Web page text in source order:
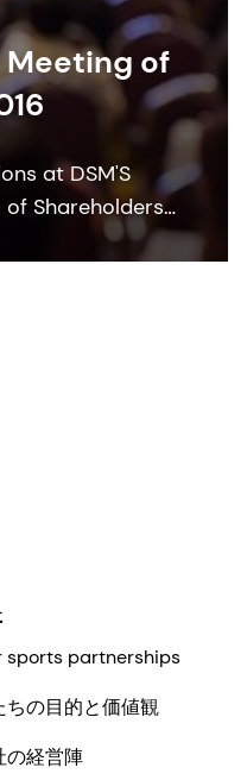
of
at DSM'S
Shareholders
sports partnerships
ちの目的と価値観
の経営陣